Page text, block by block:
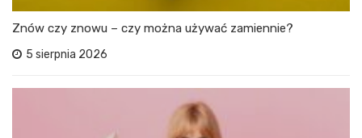
Znów czy znowu – czy można używać zamiennie?
5 sierpnia 2026